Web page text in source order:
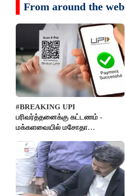
From around the web
#BREAKING UPI
பரிவர்த்தனைக்கு கட்டணம் -
மக்களவையில் மசோதா